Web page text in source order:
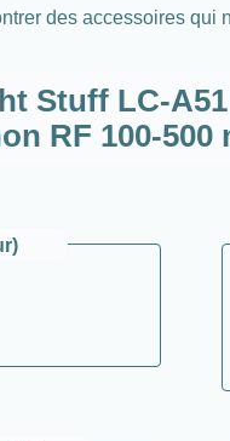
des accessoires qui
Stuff LC-
RF 100-500